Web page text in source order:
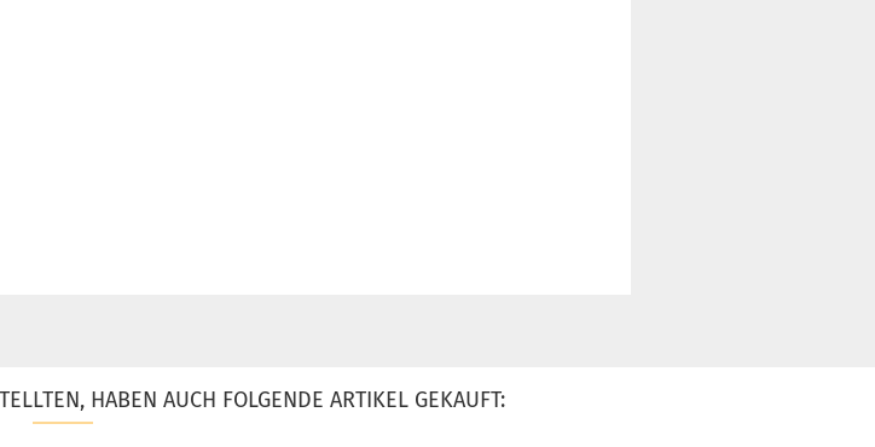
HABEN AUCH FOLGENDE ARTIKEL GEKAUFT: